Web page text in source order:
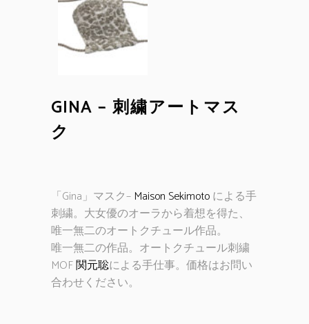
GINA – 刺繍アートマス
ク
「Gina」マスク– Maison Sekimotoによる手
刺繍。大女優のオーラから着想を得た、
唯一無二のオートクチュール作品。
唯一無二の作品。オートクチュール刺繍
MOF関元聡による手仕事。価格はお問い
合わせください。